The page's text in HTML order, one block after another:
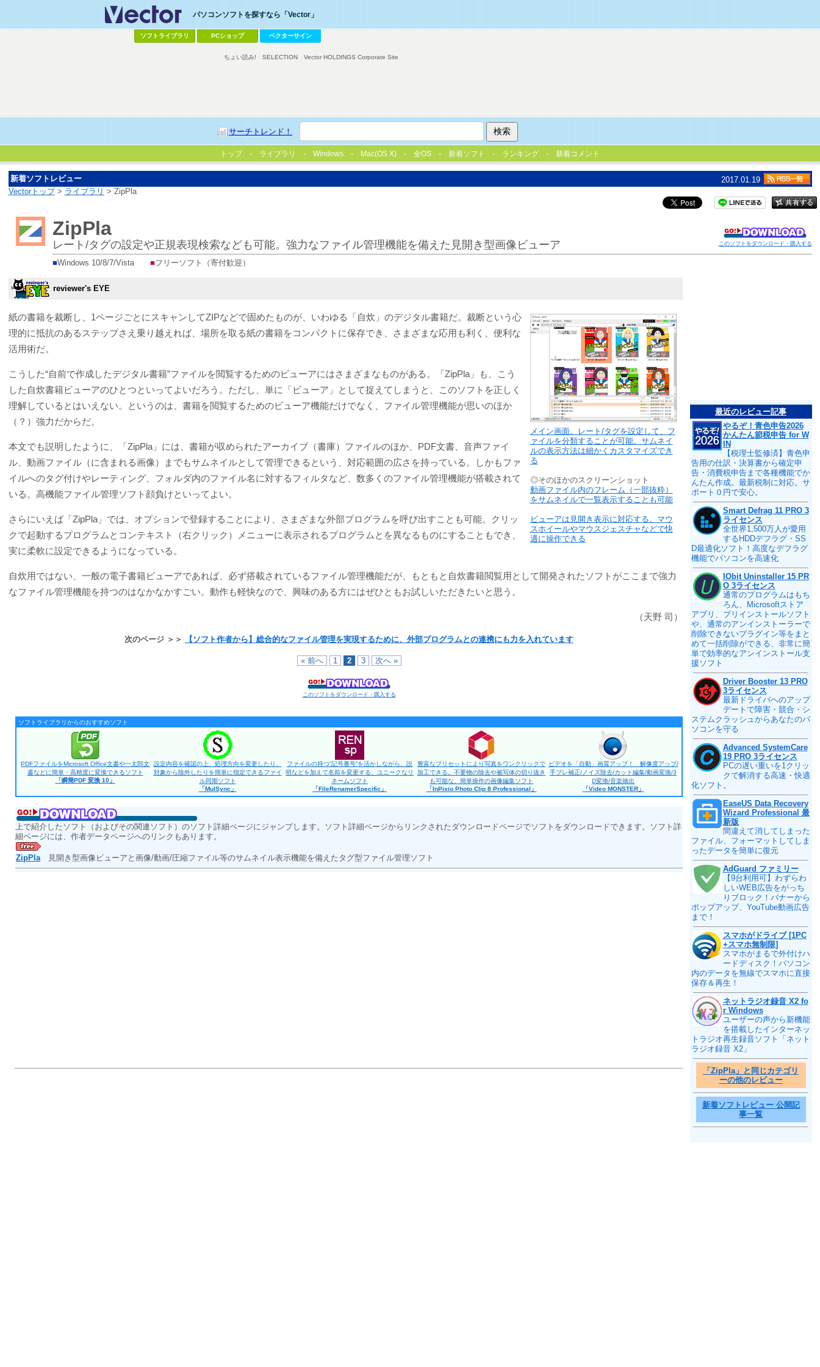
パソコンソフトを探すなら「Vector」
ソフトライブラリ PCショップ ベクターサイン
サーチトレンド！
ちょい読み! SELECTION Vector HOLDINGS Corporate Site
トップ ライブラリ Windows Mac(OS X) 全OS 新着ソフト ランキング 新着コメント
新着ソフトレビュー
2017.01.19
Vectorトップ> ライブラリ > ZipPla
このソフトをダウンロード・購入する
ZipPla
レート/タグの設定や正規表現検索なども可能。強力なファイル管理機能を備えた見開き型画像ビューア
■Windows 10/8/7/Vista ■フリーソフト（寄付歓迎）
reviewer's EYE
メイン画面。レート/タグを設定して、フ
ァイルを分類することが可能。サムネイ
ルの表示方法は細かくカスタマイズでき
る
◎そのほかのスクリーンショット
動画ファイル内のフレーム（一部抜粋）
をサムネイルで一覧表示することも可能
ビューアは見開き表示に対応する。マウ
スホイールやマウスジェスチャなどで快
適に操作できる
紙の書籍を裁断し、1ページごとにスキャンしてZIPなどで固めたものが、いわゆる「自炊」のデジタル書籍だ。裁断という心
理的に抵抗のあるステップさえ乗り越えれば、場所を取る紙の書籍をコンパクトに保存でき、さまざまな応用も利く、便利な
活用術だ。
こうした“自前で作成したデジタル書籍”ファイルを閲覧するためのビューアにはさまざまなものがある。「ZipPla」も、こう
した自炊書籍ビューアのひとつといってよいだろう。ただし、単に「ビューア」として捉えてしまうと、このソフトを正しく
理解しているとはいえない。というのは、書籍を閲覧するためのビューア機能だけでなく、ファイル管理機能が思いのほか
（？）強力だからだ。
本文でも説明したように、「ZipPla」には、書籍が収められたアーカイブ（書庫）ファイルのほか、PDF文書、音声ファイ
ル、動画ファイル（に含まれる画像）までもサムネイルとして管理できるという、対応範囲の広さを持っている。しかもファ
イルへのタグ付けやレーティング、フォルダ内のファイル名に対するフィルタなど、数多くのファイル管理機能が搭載されて
いる。高機能ファイル管理ソフト顔負けといってよい。
さらにいえば「ZipPla」では、オプションで登録することにより、さまざまな外部プログラムを呼び出すことも可能。クリッ
クで起動するプログラムとコンテキスト（右クリック）メニューに表示されるプログラムとを異なるものにすることもでき、
実に柔軟に設定できるようになっている。
自炊用ではない、一般の電子書籍ビューアであれば、必ず搭載されているファイル管理機能だが、もともと自炊書籍閲覧用として開発されたソフトがここまで強力
なファイル管理機能を持つのはなかなかすごい。動作も軽快なので、興味のある方にはぜひともお試しいただきたいと思う。
（天野 司）
次のページ ＞＞ 【ソフト作者から】総合的なファイル管理を実現するために、外部プログラムとの連携にも力を入れています
« 前へ 1 2 3 次へ »
このソフトをダウンロード・購入する
ソフトライブラリからのおすすめソフト
PDFファイルをMicrosoft Office文書や一太郎文
書などに簡単・高精度に変換できるソフト
「瞬簡PDF 変換 10」
設定内容を確認の上、処理方向を変更したり、
対象から除外したりを簡単に指定できるファイ
ル同期ソフト
「MulSync」
ファイルの持つ“記号番号”を活かしながら、説
明などを加えて名前を変更する、ユニークなリ
ネームソフト
「FileRenamerSpecific」
豊富なプリセットにより写真をワンクリックで
加工できる。不要物の除去や被写体の切り抜き
も可能な、簡単操作の画像編集ソフト
「InPixio Photo Clip 8 Professional」
ビデオを「自動」画質アップ！ 解像度アップ/
手ブレ補正/ノイズ除去/カット編集/動画変換/3
D変換/音楽抽出
「Video MONSTER」
上で紹介したソフト（およびその関連ソフト）のソフト詳細ページにジャンプします。ソフト詳細ページからリンクされたダウンロードページでソフトをダウンロードできます。ソフト詳
細ページには、作者データページへのリンクもあります。
ZipPla見開き型画像ビューアと画像/動画/圧縮ファイル等のサムネイル表示機能を備えたタグ型ファイル管理ソフト
最近のレビュー記事
やるぞ！青色申告2026
かんたん節税申告 for W
IN
【税理士監修済】青色申
告用の仕訳・決算書から確定申
告・消費税申告まで各種機能でか
んたん作成。最新税制に対応。サ
ポート０円で安心。
Smart Defrag 11 PRO 3
ライセンス
全世界1,500万人が愛用
するHDDデフラグ・SS
D最適化ソフト！高度なデフラグ
機能でパソコンを高速化
IObit Uninstaller 15 PR
O 3ライセンス
通常のプログラムはもち
ろん、Microsoftストア
アプリ、プリインストールソフト
や、通常のアンインストーラーで
削除できないプラグイン等をまと
めて一括削除ができる、非常に簡
単で効率的なアンインストール支
援ソフト
Driver Booster 13 PRO
3ライセンス
最新ドライバへのアップ
デートで障害・競合・シ
ステムクラッシュからあなたのパ
ソコンを守る
Advanced SystemCare
19 PRO 3ライセンス
PCの遅い重いを1クリッ
クで解消する高速・快適
化ソフト。
EaseUS Data Recovery
Wizard Professional 最
新版
間違えて消してしまった
ファイル、フォーマットしてしま
ったデータを簡単に復元
AdGuard ファミリー
【9台利用可】わずらわ
しいWEB広告をがっち
りブロック！バナーから
ポップアップ、YouTube動画広告
まで！
スマホがドライブ [1PC
+スマホ無制限]
スマホがまるで外付けハ
ードディスク！パソコン
内のデータを無線でスマホに直接
保存＆再生！
ネットラジオ録音 X2 fo
r Windows
ユーザーの声から新機能
を搭載したインターネッ
トラジオ再生録音ソフト「ネット
ラジオ録音 X2」
「ZipPla」と同じカテゴリ
ーの他のレビュー
新着ソフトレビュー 公開記
事一覧